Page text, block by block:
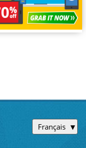
Français